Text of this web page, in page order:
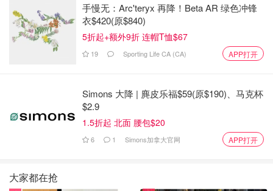
指尖陀螺——这种三英寸大小的旋转小玩意儿，在2017年
风靡一时，甚至“占领”了教室和办公室隔间。当时，这款玩
具被认为有些“异类”，因为它既非由大公司生产，也未赶在
假日季上市，更没有在电视上大肆宣传。与其在大玩具连锁
指尖陀螺实际上已经存在多年，最初主要用于帮助患有自闭
手慢无：Arc'teryx 再降！Beta AR 绿色冲锋
衣$420(原$840)
5折起+额外9折 连帽T恤$67
19 Sporting Life CA (CA) APP打开
Simons 大降 | 麂皮乐福$59(原$190)、马克杯
$2.9
1.5折起 北面 腰包$20
6 1 Simons加拿大官网 APP打开
大家都在抢